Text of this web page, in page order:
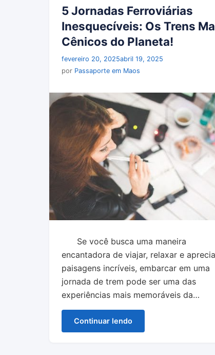
5 Jornadas Ferroviárias
Inesquecíveis: Os Trens
Cênicos do Planeta!
fevereiro 20, 2025abril 19, 2025
por Passaporte em Maos
Se você busca uma maneira
encantadora de viajar, relaxar e
paisagens incríveis, embarcar em uma
jornada de trem pode ser uma das
experiências mais memoráveis da…
Continuar lendo